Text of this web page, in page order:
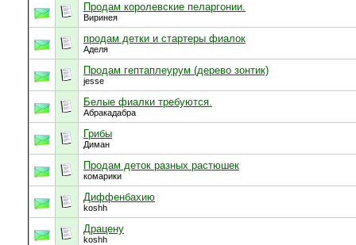
Продам королевские пеларгонии.
Виринея
продам детки и стартеры фиалок
Аделя
Продам гептаплеурум (дерево зонтик)
jesse
Белые фиалки требуются.
Абракадабра
Грибы
Диман
Продам деток разных растюшек
комарики
Диффенбахию
koshh
Драцену
koshh